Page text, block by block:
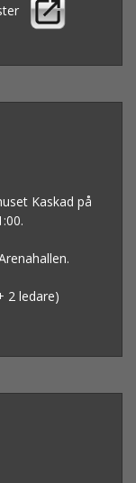
Kaskad på
2 ledare)